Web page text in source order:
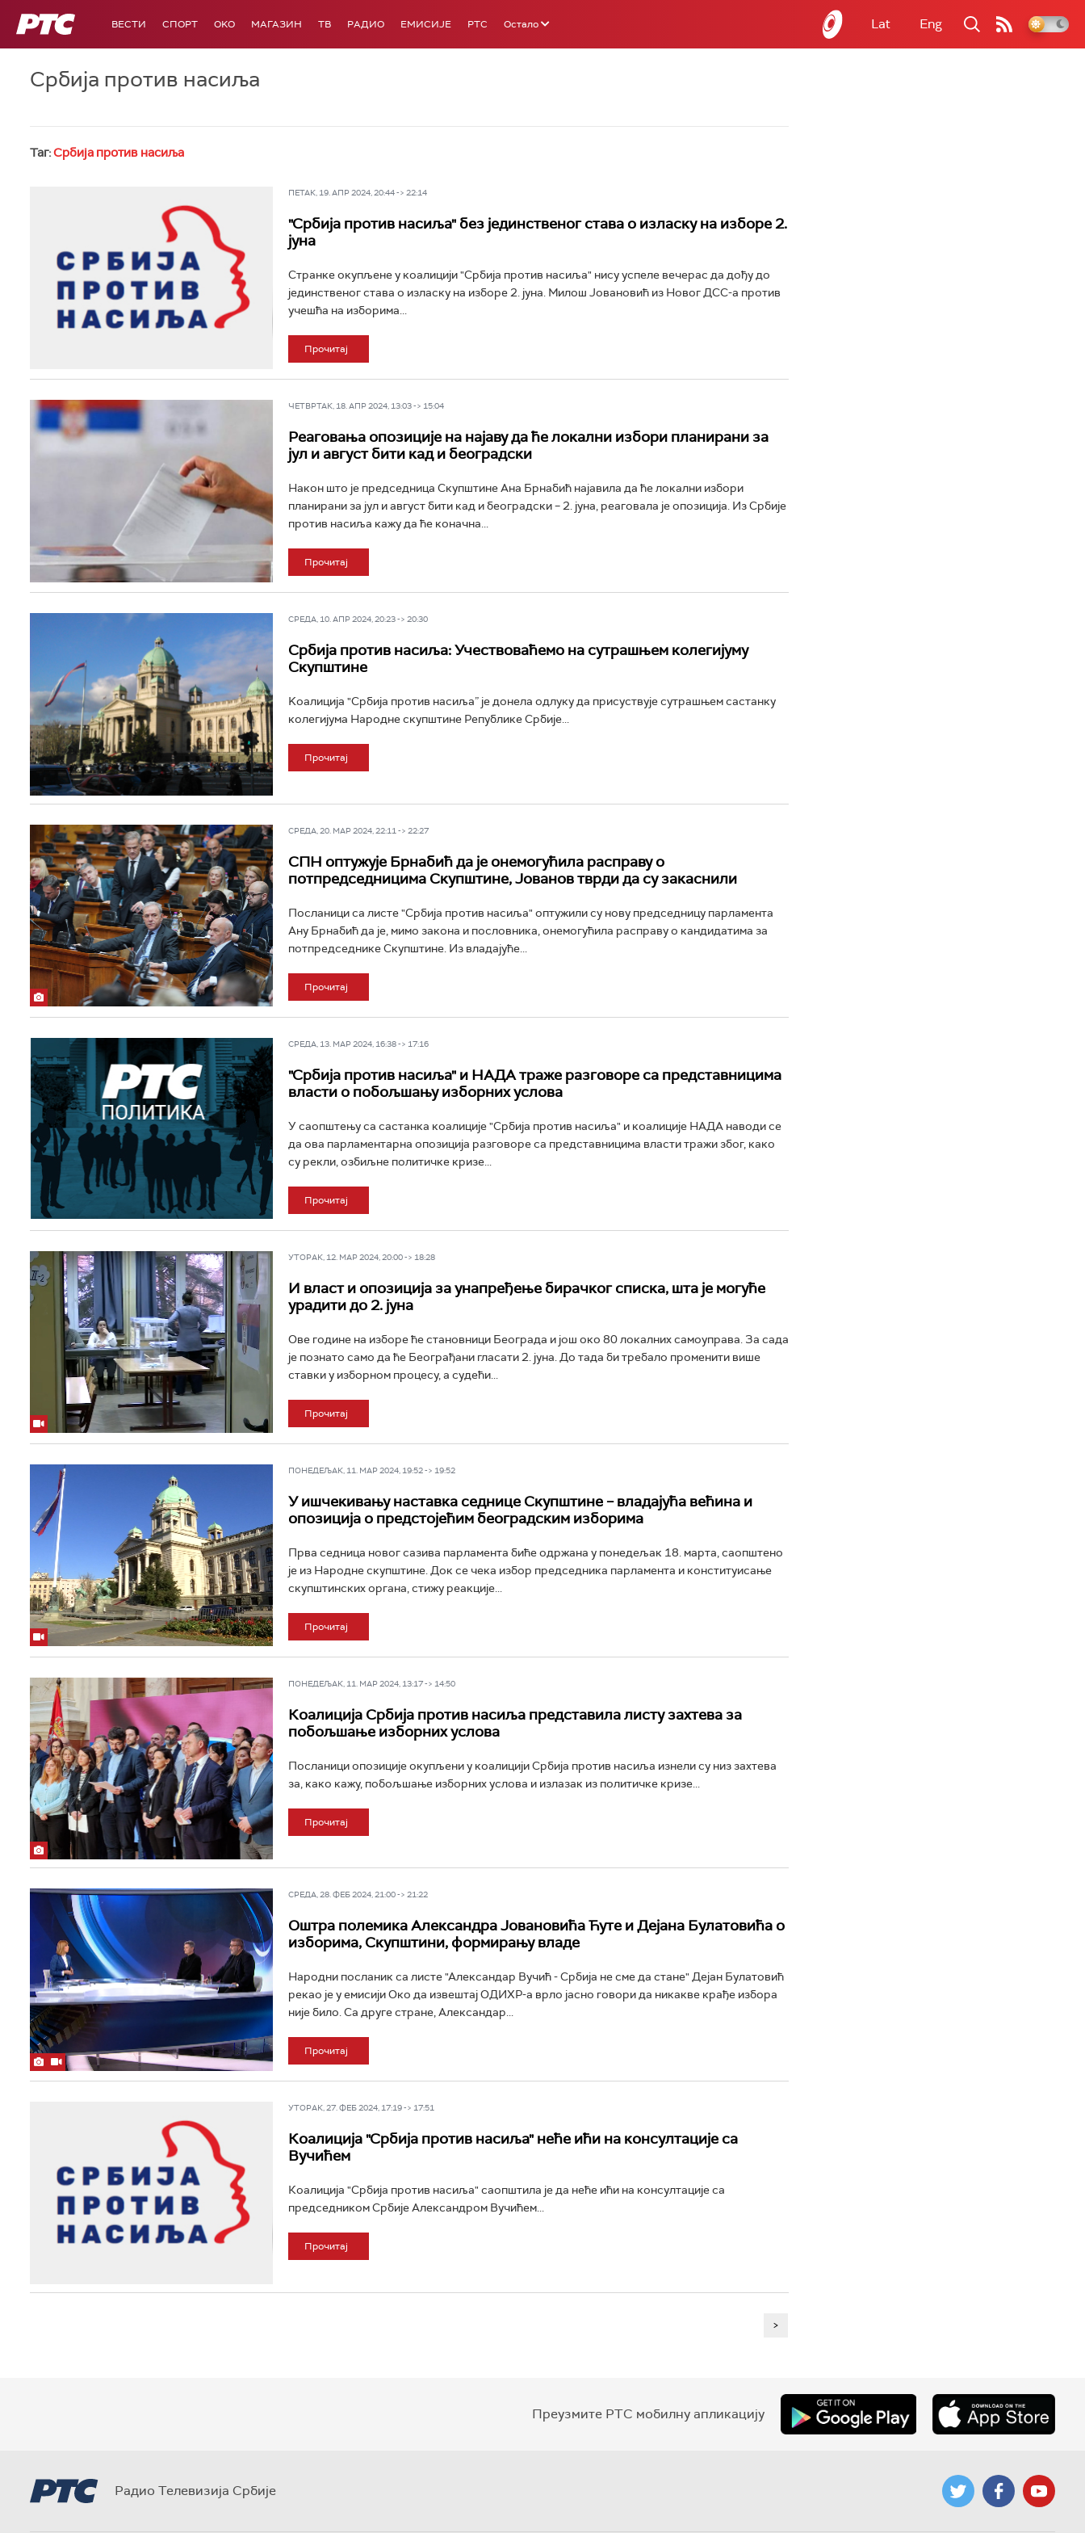
РТС ВЕСТИ СПОРТ OKO МАГАЗИН ТВ РАДИО ЕМИСИЈЕ РТС Остало Lat Eng
Србија против насиља
Таг:Србија против насиља
ПЕТАК, 19. АПР 2024, 20:44 -> 22:14
"Србија против насиља" без јединственог става о изласку на изборе 2.
јуна
Странке окупљене у коалицији "Србија против насиља" нису успеле вечерас да дођу до
јединственог става о изласку на изборе 2. јуна. Милош Јовановић из Новог ДСС-а против
учешћа на изборима...
Прочитај
ЧЕТВРТАК, 18. АПР 2024, 13:03 -> 15:04
Реаговања опозиције на најаву да ће локални избори планирани за
јул и август бити кад и београдски
Након што је председница Скупштине Ана Брнабић најавила да ће локални избори
планирани за јул и август бити кад и београдски – 2. јуна, реаговала је опозиција. Из Србије
против насиља кажу да ће коначна...
Прочитај
СРЕДА, 10. АПР 2024, 20:23 -> 20:30
Србија против насиља: Учествоваћемо на сутрашњем колегијуму
Скупштине
Kоалиција "Србија против насиља” је донела одлуку да присуствује сутрашњем састанку
колегијума Народне скупштине Републике Србије...
Прочитај
СРЕДА, 20. МАР 2024, 22:11 -> 22:27
СПН оптужује Брнабић да је онемогућила расправу о
потпредседницима Скупштине, Јованов тврди да су закаснили
Посланици са листе "Србија против насиља" оптужили су нову председницу парламента
Ану Брнабић да је, мимо закона и пословника, онемогућила расправу о кандидатима за
потпредседнике Скупштине. Из владајуће...
Прочитај
СРЕДА, 13. МАР 2024, 16:38 -> 17:16
"Србија против насиља" и НАДА траже разговоре са представницима
власти о побољшању изборних услова
У саопштењу са састанка коалиције "Србија против насиља" и коалиције НАДА наводи се
да ова парламентарна опозиција разговоре са представницима власти тражи због, како
су рекли, озбиљне политичке кризе...
Прочитај
УТОРАК, 12. МАР 2024, 20:00 -> 18:28
И власт и опозиција за унапређење бирачког списка, шта је могуће
урадити до 2. јуна
Ове године на изборе ће становници Београда и још око 80 локалних самоуправа. За сада
је познато само да ће Београђани гласати 2. јуна. До тада би требало променити више
ставки у изборном процесу, а судећи...
Прочитај
ПОНЕДЕЉАК, 11. МАР 2024, 19:52 -> 19:52
У ишчекивању наставка седнице Скупштине – владајућа већина и
опозиција о предстојећим београдским изборима
Прва седница новог сазива парламента биће одржана у понедељак 18. марта, саопштено
је из Народне скупштине. Док се чека избор председника парламента и конституисање
скупштинских органа, стижу реакције...
Прочитај
ПОНЕДЕЉАК, 11. МАР 2024, 13:17 -> 14:50
Коалиција Србија против насиља представила листу захтева за
побољшање изборних услова
Посланици опозиције окупљени у коалицији Србија против насиља изнели су низ захтева
за, како кажу, побољшање изборних услова и излазак из политичке кризе...
Прочитај
СРЕДА, 28. ФЕБ 2024, 21:00 -> 21:22
Оштра полемика Александра Јовановића Ћуте и Дејана Булатовића о
изборима, Скупштини, формирању владе
Народни посланик са листе "Александар Вучић - Србија не сме да стане" Дејан Булатовић
рекао је у емисији Око да извештај ОДИХР-а врло јасно говори да никакве крађе избора
није било. Са друге стране, Александар...
Прочитај
УТОРАК, 27. ФЕБ 2024, 17:19 -> 17:51
Коалиција "Србија против насиља" неће ићи на консултације са
Вучићем
Коалиција "Србија против насиља" саопштила је да неће ићи на консултације са
председником Србије Александром Вучићем...
Прочитај
>
Преузмите РТС мобилну апликацију
Радио Телевизија Србије